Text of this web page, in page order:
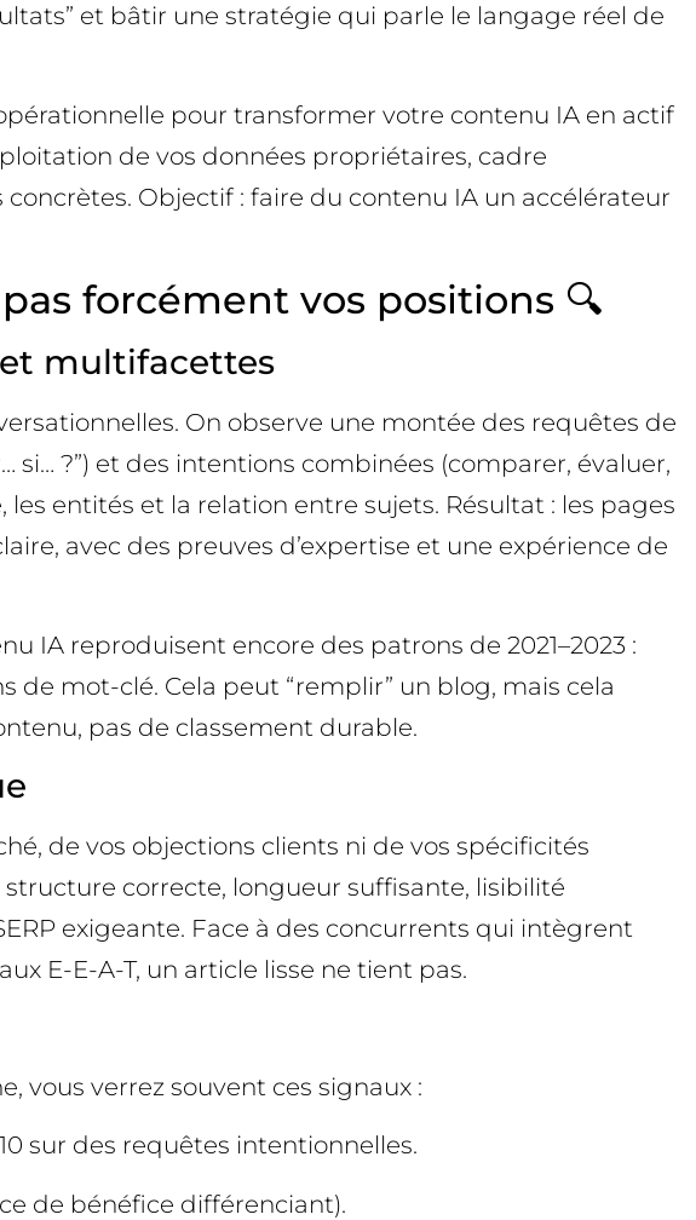
et bâtir une stratégie qui parle le langage réel de
pour transformer votre contenu IA en actif
de vos données propriétaires, cadre
Objectif : faire du contenu IA un accélérateur
forcément vos positions 🔍
multifacettes
On observe une montée des requêtes de
si… ?”) et des intentions combinées (comparer, évaluer,
entités et la relation entre sujets. Résultat : les pages
avec des preuves d’expertise et une expérience de
IA reproduisent encore des patrons de 2021–2023 :
mot-clé. Cela peut “remplir” un blog, mais cela
pas de classement durable.
de vos objections clients ni de vos spécificités
structure correcte, longueur suffisante, lisibilité
exigeante. Face à des concurrents qui intègrent
E-E-A-T, un article lisse ne tient pas.
vous verrez souvent ces signaux :
sur des requêtes intentionnelles.
de bénéfice différenciant).